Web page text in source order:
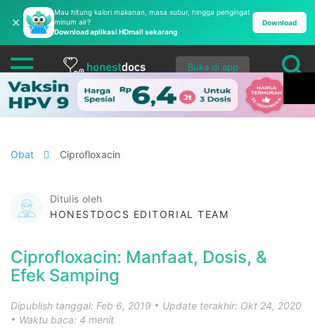
✕
Mau hitung kalori makanan, masa subur, hingga pengingat
minum air?
Download aplikasi HDmall sekarang
Download
Buka di app
Obat Ciprofloxacin
Ditulis oleh
HONESTDOCS EDITORIAL TEAM
Ciprofloxacin: Manfaat, Dosis, &
Efek Samping
Dipublish tanggal: Feb 6, 2019
Update terakhir: Okt 24, 2020
Waktu baca: 4 menit